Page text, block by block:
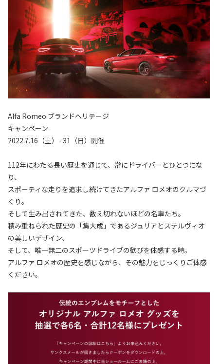
Alfa Romeo ブランドヘリテージ
キャンペーン
2022.7.16（土）- 31（日）開催
112年にわたる長い歴史を通じて、常にドライバーとひとつにな
り、
スポーティな走りを追求し続けてきたアルファ ロメオのクルマづ
くり。
そして生み出されてきた、数え切れないほどの名車たち。
積み重ねられた歴史の「集大成」であるジュリアとステルヴィオ
の美しいデザイン、
そして、唯一無二のスポーツドライブの歓びを体感する時。
アルファ ロメオの歴史を感じながら、その魅力をじっくりご体感
ください。